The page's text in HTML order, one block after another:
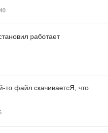
работает
то файл скачиваетсЯ, что